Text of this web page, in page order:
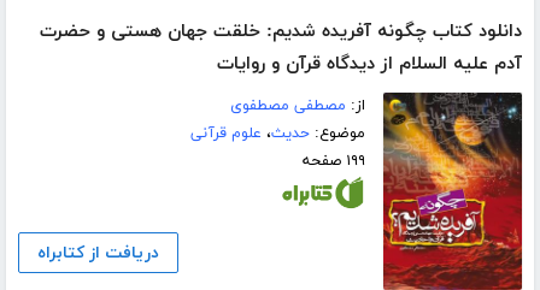
دانلود کتاب چگونه آفریده شدیم: خلقت جهان هستی و حضرت
آدم علیه السلام از دیدگاه قرآن و روایات
از: مصطفی مصطفوی
موضوع:حدیث، علوم قرآنی
۱۹۹ صفحه
دریافت از کتابراه